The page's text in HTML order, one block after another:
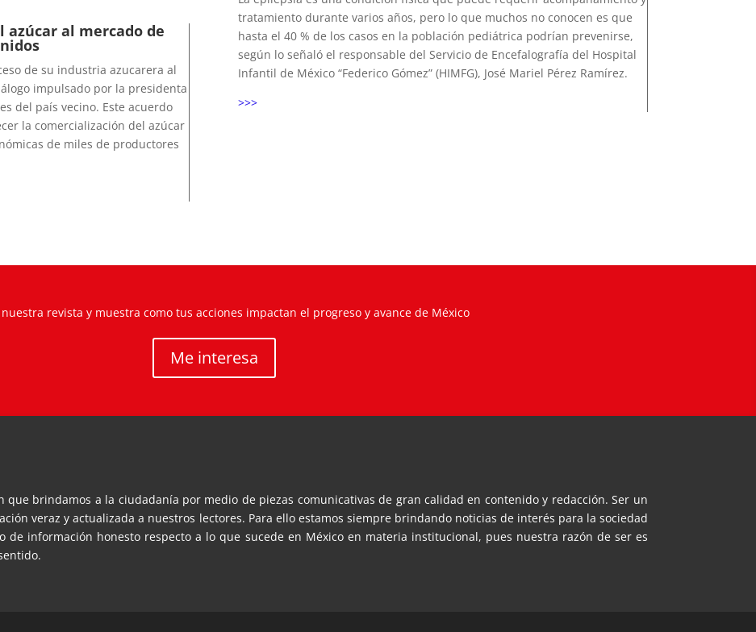
azúcar al mercado de
de su industria azucarera al
impulsado por la presidenta
del país vecino. Este acuerdo
la comercialización del azúcar
de miles de productores
tratamiento durante varios años, pero lo que muchos no conocen es que
hasta el 40 % de los casos en la población pediátrica podrían prevenirse,
según lo señaló el responsable del Servicio de Encefalografía del Hospital
Infantil de México “Federico Gómez” (HIMFG), José Mariel Pérez Ramírez.
>>>
nuestra revista y muestra como tus acciones impactan el progreso y avance de México
Me interesa
brindamos a la ciudadanía por medio de piezas comunicativas de gran calidad en contenido y redacción. Ser un
veraz y actualizada a nuestros lectores. Para ello estamos siempre brindando noticias de interés para la sociedad
de información honesto respecto a lo que sucede en México en materia institucional, pues nuestra razón de ser es